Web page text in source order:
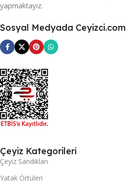
yapmaktayız.
Sosyal Medyada Ceyizci.com
Çeyiz Kategorileri
Çeyiz Sandıkları
Yatak Örtüleri